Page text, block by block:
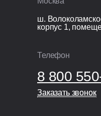
Покупка и
ш.
корпус 1,
8 800
Заказать звонок
Заказать звонок
Телефон